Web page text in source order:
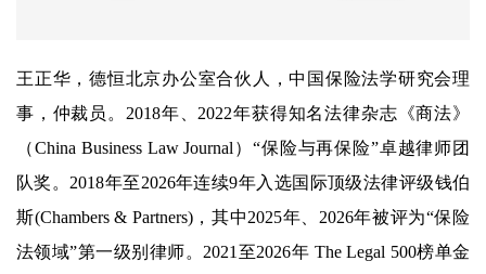
王正华，德恒北京办公室合伙人，中国保险法学研究会理
事，仲裁员。2018年、2022年获得知名法律杂志《商法》
（China Business Law Journal）“保险与再保险”卓越律师团
队奖。2018年至2026年连续9年入选国际顶级法律评级钱伯
斯(Chambers & Partners)，其中2025年、2026年被评为“保险
法领域”第一级别律师。2021至2026年 The Legal 500榜单金